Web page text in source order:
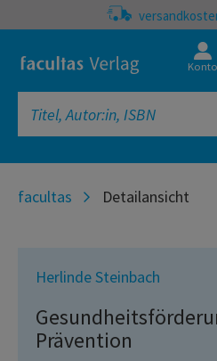
Konto
facultas Detailansicht
Herlinde Steinbach
Prävention